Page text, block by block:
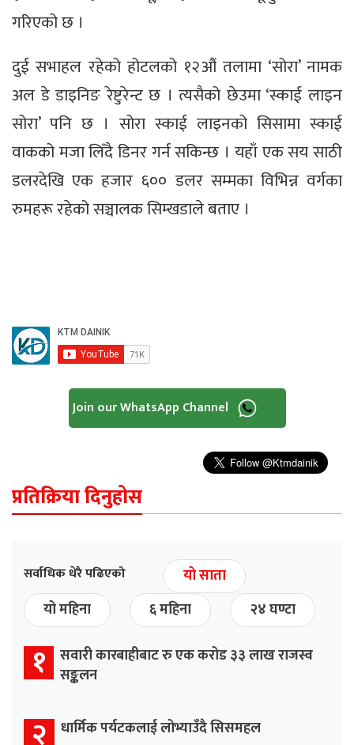
गरिएको छ ।
दुई सभाहल रहेको होटलको १२औं तलामा ‘सोरा’ नामक
अल डे डाइनिङ रेष्टुरेन्ट छ । त्यसैको छेउमा ‘स्काई लाइन
सोरा’ पनि छ । सोरा स्काई लाइनको सिसामा स्काई
वाकको मजा लिँदै डिनर गर्न सकिन्छ । यहाँ एक सय साठी
डलरदेखि एक हजार ६०० डलर सम्मका विभिन्न वर्गका
रुमहरू रहेको सञ्चालक सिम्खडाले बताए ।
Join our WhatsApp Channel
प्रतिक्रिया दिनुहोस
सर्वाधिक धेरै पढिएको
यो साता
यो महिना
६ महिना २४ घण्टा
१
सवारी कारबाहीबाट रु एक करोड ३३ लाख राजस्व
सङ्कलन
२ धार्मिक पर्यटकलाई लोभ्याउँदै सिसमहल